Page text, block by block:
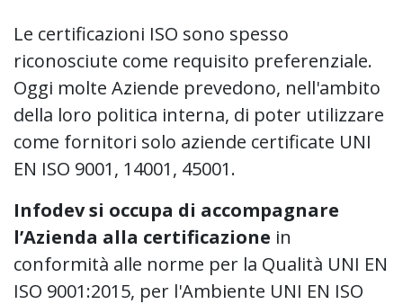
Le certificazioni ISO sono spesso
riconosciute come requisito preferenziale.
Oggi molte Aziende prevedono, nell'ambito
della loro politica interna, di poter utilizzare
come fornitori solo aziende certificate UNI
EN ISO 9001, 14001, 45001.
Infodev si occupa di accompagnare
l’Azienda alla certificazione in
conformità alle norme per la Qualità UNI EN
ISO 9001:2015, per l'Ambiente UNI EN ISO